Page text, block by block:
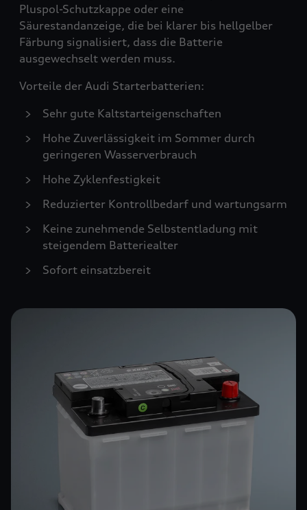
Pluspol-Schutzkappe oder eine
Säurestandanzeige, die bei klarer bis hellgelber
Färbung signalisiert, dass die Batterie
ausgewechselt werden muss.
Vorteile der Audi Starterbatterien:
Sehr gute Kaltstarteigenschaften
Hohe Zuverlässigkeit im Sommer durch
geringeren Wasserverbrauch
Hohe Zyklenfestigkeit
Reduzierter Kontrollbedarf und wartungsarm
Keine zunehmende Selbstentladung mit
steigendem Batteriealter
Sofort einsatzbereit